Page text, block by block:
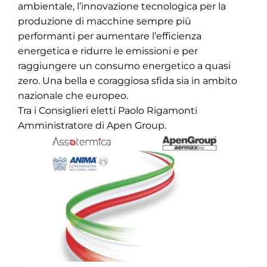
ambientale, l’innovazione tecnologica per la
produzione di macchine sempre più
performanti per aumentare l’efficienza
energetica e ridurre le emissioni e per
raggiungere un consumo energetico a quasi
zero. Una bella e coraggiosa sfida sia in ambito
nazionale che europeo.
Tra i Consiglieri eletti Paolo Rigamonti
Amministratore di Apen Group.